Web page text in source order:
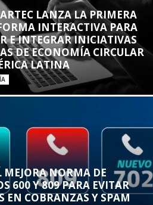
LANZA LA PRIMERA
INTERACTIVA PARA
E INTEGRAR INICIATIVAS
DE ECONOMÍA CIRCULAR
LATINA
MEJORA NORMA DE
600 Y 809 PARA EVITAR
EN COBRANZAS Y SPAM